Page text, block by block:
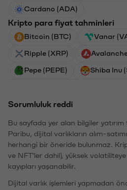
Cardano (ADA)
Kripto para fiyat tahminleri
Bitcoin (BTC) Vanar
Ripple (XRP)
Pepe (PEPE) Shiba Inu
Sorumluluk reddi
Bu sayfada yer alan bilgiler
Paribu, dijital varlıkların alım-
herhangi bir öneride bulunmaz.
ve NFT'ler dahil), yüksek
kayıpları yaşanabilir.
Dijital varlık işlemleri yapmadan